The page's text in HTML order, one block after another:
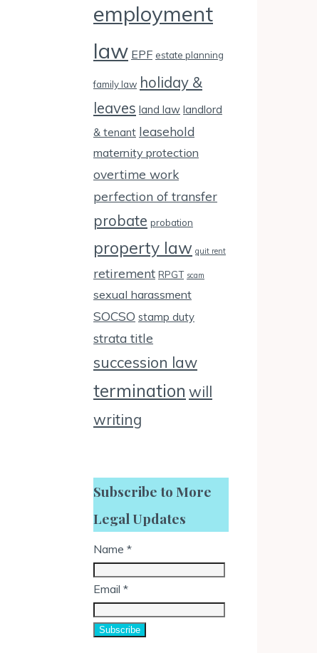
employment
law EPF estate planning
family law holiday &
leaves land law landlord
& tenant leasehold
maternity protection
overtime work
perfection of transfer
probate probation
property law quit rent
retirement RPGT scam
sexual harassment
SOCSO stamp duty
strata title
succession law
termination will
writing
Subscribe to More
Legal Updates
Name *
Email *
Subscribe